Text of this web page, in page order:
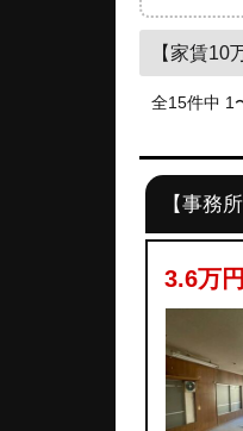
【家賃10
全15件中 1
【事務
3.6万円